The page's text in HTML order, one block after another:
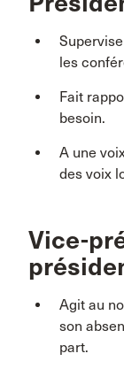
les
Fait
besoin.
A une
des voix
Vice-
Agit au
son
part.